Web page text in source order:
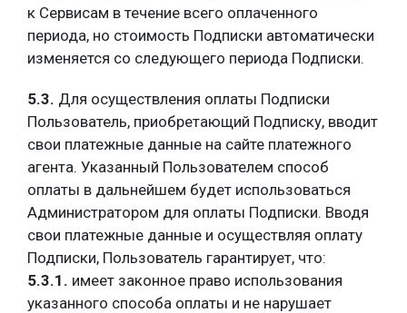
к Сервисам в течение всего оплаченного
периода, но стоимость Подписки автоматически
изменяется со следующего периода Подписки.
5.3. Для осуществления оплаты Подписки
Пользователь, приобретающий Подписку, вводит
свои платежные данные на сайте платежного
агента. Указанный Пользователем способ
оплаты в дальнейшем будет использоваться
Администратором для оплаты Подписки. Вводя
свои платежные данные и осуществляя оплату
Подписки, Пользователь гарантирует, что:
5.3.1. имеет законное право использования
указанного способа оплаты и не нарушает